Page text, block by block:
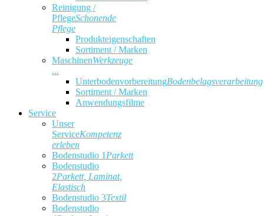
Reinigung /
PflegeSchonende
Pflege
Produkteigenschaften
Sortiment / Marken
MaschinenWerkzeuge
...
UnterbodenvorbereitungBodenbelagsverarbeitung
Sortiment / Marken
Anwendungsfilme
Service
Unser
ServiceKompetenz
erleben
Bodenstudio 1 Parkett
Bodenstudio
2Parkett, Laminat,
Elastisch
Bodenstudio 3Textil
Bodenstudio